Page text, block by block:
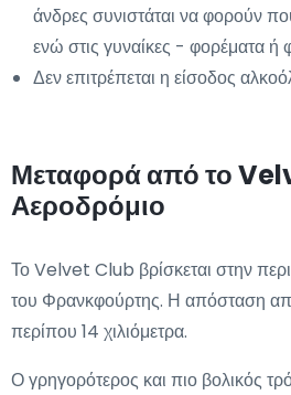
άνδρες συνιστάται να φορούν
ενώ στις γυναίκες - φορέματα ή
Δεν επιτρέπεται η είσοδος
Μεταφορά από το
Αεροδρόμιο
Το Velvet Club βρίσκεται στην
του Φρανκφούρτης. Η απόσταση
περίπου 14 χιλιόμετρα.
Ο γρηγορότερος και πιο βολικός